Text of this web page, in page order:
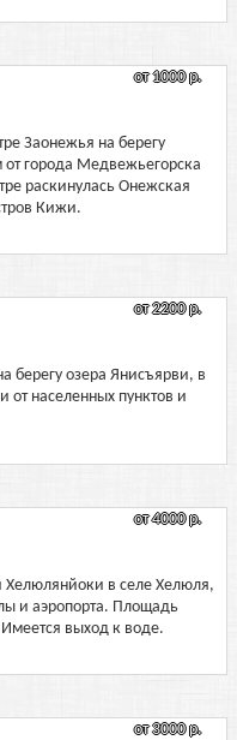
от 1000 р.
Заонежья на берегу
города Медвежьегорска
раскинулась Онежская
Кижи.
от 2200 р.
берегу озера Янисъярви, в
населенных пунктов и
от 4000 р.
Хелюлянйоки в селе Хелюля,
и аэропорта. Площадь
Имеется выход к воде.
от 3000 р.